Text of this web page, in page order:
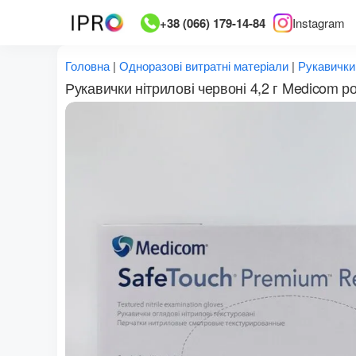
+38 (066) 179-14-84 Instagram
Головна | Одноразові витратні матеріали | Рукавички
Рукавички нітрилові червоні 4,2 г Medicom